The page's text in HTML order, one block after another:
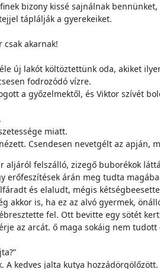
bizony kissé sajnálnak
táplálják a gyerekeiket.
csak akarnak!
új lakót költöztettünk oda, akiket
fodrozódó vízre.
a győzelmektől, és Viktor szívét
miatt.
Csendesen nevetgélt az apján,
felszálló, zizegő buborékok
erőfeszítések árán meg tudta
és elaludt, mégis
is, ha ez az alvó gyermek,
fel. Ott bevitte egy sötét
az arcát. ő maga sokáig nem
A kedves jalta kutya hozzádörgölőzött.